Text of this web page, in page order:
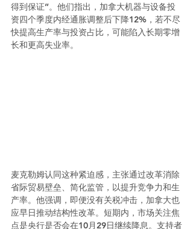
得到保证”。他们指出，加拿大机器与设备投
资四个季度内经通胀调整后下降12%，若不尽
快提高生产率与投资占比，可能陷入长期零增
长和更高失业率。
麦克勒姆认同这种紧迫感，主张通过改革消除
省际贸易壁垒、简化监管，以提升竞争力和生
产率。他强调，即便没有关税冲击，加拿大也
应早日推动结构性改革。短期内，市场关注焦
点是央行是否会在10月29日继续降息。支持者